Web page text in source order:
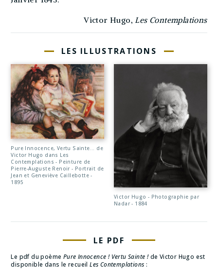
Victor Hugo, Les Contemplations
LES ILLUSTRATIONS
Pure Innocence, Vertu Sainte... de
Victor Hugo dans Les
Contemplations - Peinture de
Pierre-Auguste Renoir - Portrait de
Jean et Geneviève Caillebotte -
1895
Victor Hugo - Photographie par
Nadar - 1884
LE PDF
Le pdf du poème Pure Innocence ! Vertu Sainte !de Victor Hugo est
disponible dans le recueilLes Contemplations :